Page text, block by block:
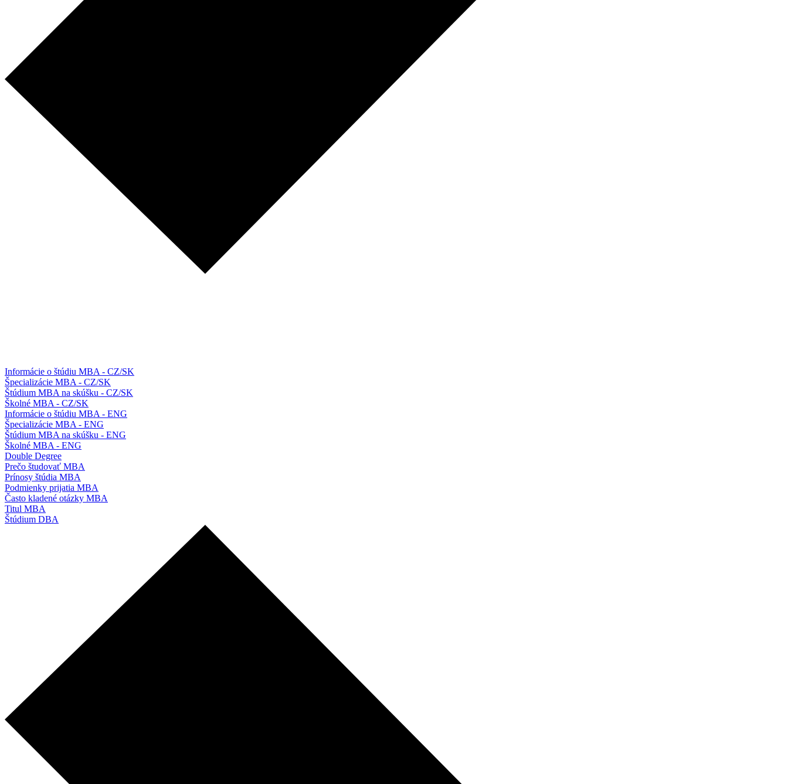
Informácie o štúdiu MBA - CZ/SK
Špecializácie MBA - CZ/SK
Štúdium MBA na skúšku - CZ/SK
Školné MBA - CZ/SK
Informácie o štúdiu MBA - ENG
Špecializácie MBA - ENG
Štúdium MBA na skúšku - ENG
Školné MBA - ENG
Double Degree
Prečo študovať MBA
Prínosy štúdia MBA
Podmienky prijatia MBA
Často kladené otázky MBA
Titul MBA
Štúdium DBA